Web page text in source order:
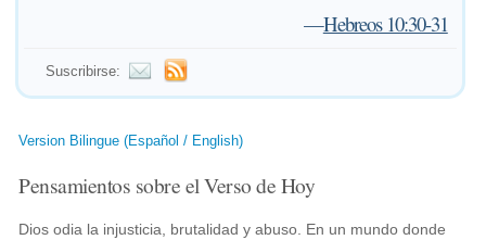
—Hebreos 10:30-31
Suscribirse:
Version Bilingue (Español / English)
Pensamientos sobre el Verso de Hoy
Dios odia la injusticia, brutalidad y abuso. En un mundo donde